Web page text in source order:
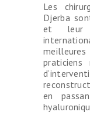
Les
Djerba
et leur
en